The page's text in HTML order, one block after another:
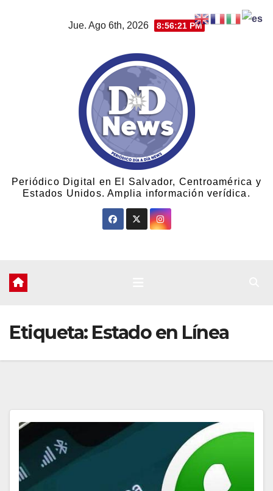
Jue. Ago 6th, 2026 8:56:21 PM
Periódico Digital en El Salvador, Centroamérica y
Estados Unidos. Amplia información verídica.
Etiqueta: Estado en Línea